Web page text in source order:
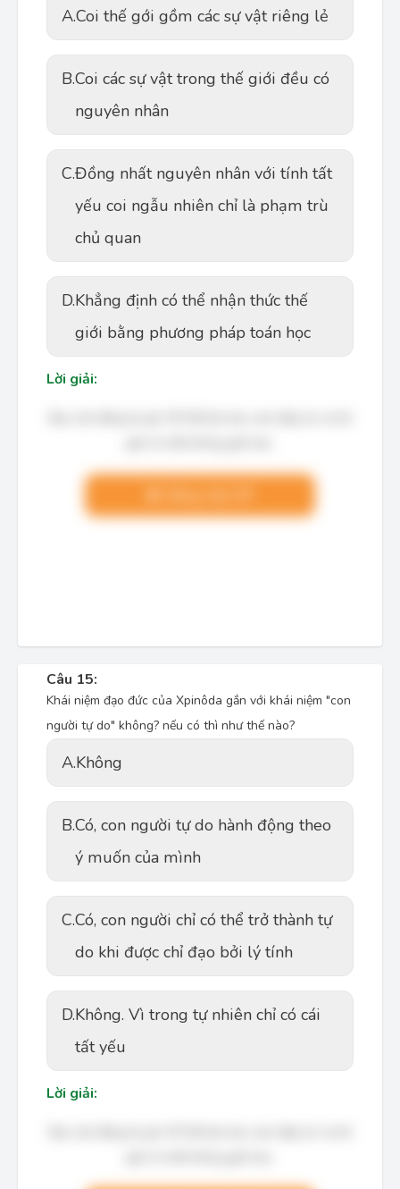
A.Coi thế gới gồm các sự vật riêng lẻ
B.Coi các sự vật trong thế giới đều có
nguyên nhân
C.Đồng nhất nguyên nhân với tính tất
yếu coi ngẫu nhiên chỉ là phạm trù
chủ quan
D.Khẳng định có thể nhận thức thế
giới bằng phương pháp toán học
Lời giải:
Câu 15:
Khái niệm đạo đức của Xpinôda gắn với khái niệm "con
người tự do" không? nếu có thì như thế nào?
A.Không
B.Có, con người tự do hành động theo
ý muốn của mình
C.Có, con người chỉ có thể trở thành tự
do khi được chỉ đạo bởi lý tính
D.Không. Vì trong tự nhiên chỉ có cái
tất yếu
Lời giải: